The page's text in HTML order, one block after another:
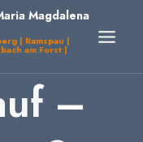
Magdalena
| Ramspau |
am Forst |
–